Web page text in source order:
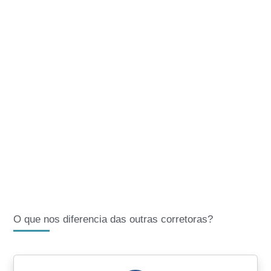
O que nos diferencia das outras corretoras?